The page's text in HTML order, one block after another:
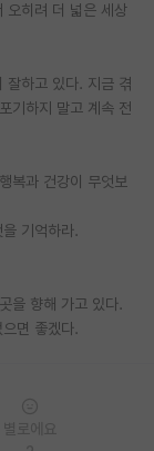
오히려 더 넓은 세상
잘하고 있다. 지금 겪
기하지 말고 계속 전
복과 건강이 무엇보
기억하라.
을 향해 가고 있다.
면 좋겠다.